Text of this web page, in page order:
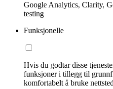
Google Analytics, Clarity,
testing
Funksjonelle
Hvis du godtar disse
funksjoner i tillegg til
komfortabelt å bruke